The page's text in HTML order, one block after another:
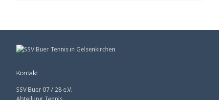
Kontakt
SSV Buer 07 / 28 e.V.